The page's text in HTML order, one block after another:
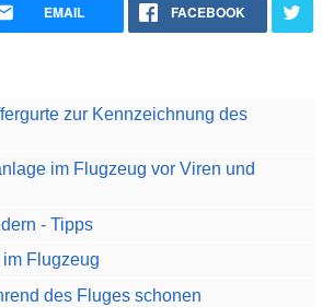
EMAIL FACEBOOK
zur Kennzeichnung des
im Flugzeug vor Viren und
- Tipps
Flugzeug
des Fluges schonen